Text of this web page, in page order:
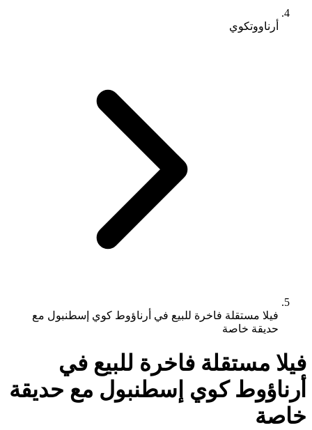
أرناووتكوي
فيلا مستقلة فاخرة للبيع في أرناؤوط كوي إسطنبول مع
حديقة خاصة
فيلا مستقلة فاخرة للبيع في
أرناؤوط كوي إسطنبول مع حديقة
خاصة